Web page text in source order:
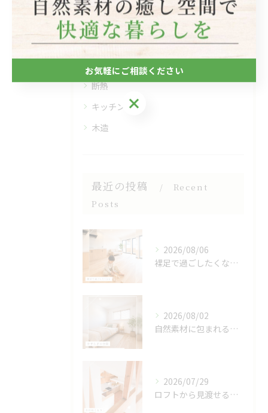
全てのカテゴリー
自然素材
フローリング
断熱
キッチン
木造
最近の投稿
Recent
Posts
2026/08/06
裸足で過ごしたくなる、木のぬくもりを感じる床🌿
2026/08/02
自然素材に包まれる、心地よい寝室🌿
2026/07/29
ロフトから見渡せる、開放的なキッチン🌿
お気軽にご相談ください
お気軽にご相談ください